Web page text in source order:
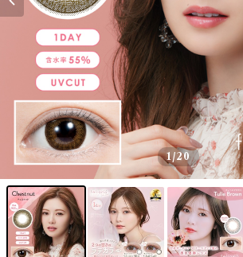
1/20